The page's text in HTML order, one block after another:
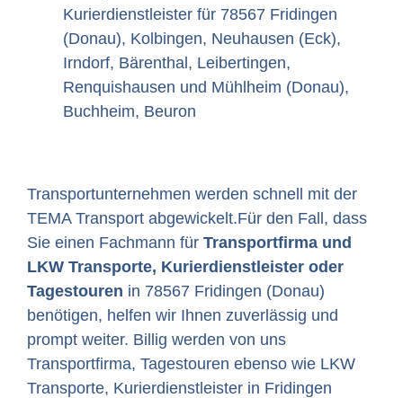
Kurierdienstleister für 78567 Fridingen
(Donau), Kolbingen, Neuhausen (Eck),
Irndorf, Bärenthal, Leibertingen,
Renquishausen und Mühlheim (Donau),
Buchheim, Beuron
Transportunternehmen werden schnell mit der
TEMA Transport abgewickelt.Für den Fall, dass
Sie einen Fachmann für Transportfirma und
LKW Transporte, Kurierdienstleister oder
Tagestouren in 78567 Fridingen (Donau)
benötigen, helfen wir Ihnen zuverlässig und
prompt weiter. Billig werden von uns
Transportfirma, Tagestouren ebenso wie LKW
Transporte, Kurierdienstleister in Fridingen